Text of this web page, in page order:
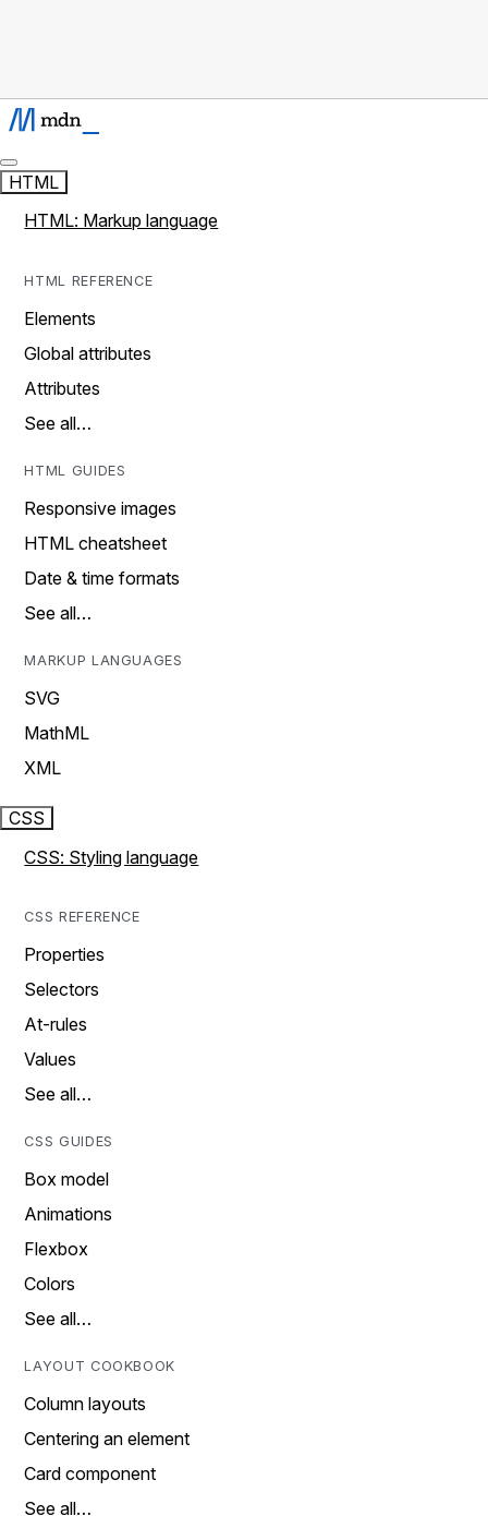
HTML
HTML: Markup language
HTML REFERENCE
Elements
Global attributes
Attributes
See all…
HTML GUIDES
Responsive images
HTML cheatsheet
Date & time formats
See all…
MARKUP LANGUAGES
SVG
MathML
XML
CSS
CSS: Styling language
CSS REFERENCE
Properties
Selectors
At-rules
Values
See all…
CSS GUIDES
Box model
Animations
Flexbox
Colors
See all…
LAYOUT COOKBOOK
Column layouts
Centering an element
Card component
See all…